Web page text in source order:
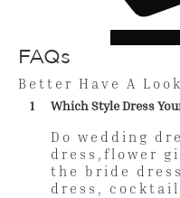
FAQs
Better Have A Look
1 Which Style Dress
Do wedding
dress,flower
the bride
dress,